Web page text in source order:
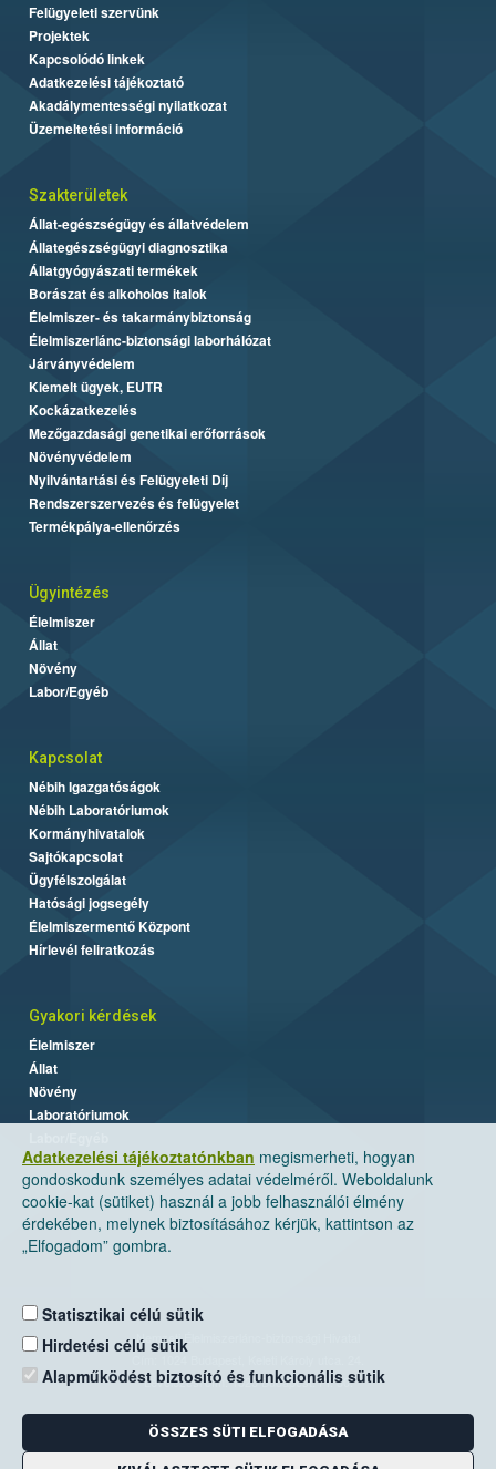
Adatkezelési tájékoztatónkban megismerheti, hogyan
gondoskodunk személyes adatai védelméről. Weboldalunk
cookie-kat (sütiket) használ a jobb felhasználói élmény
érdekében, melynek biztosításához kérjük, kattintson az
„Elfogadom” gombra.
Statisztikai célú sütik
Hirdetési célú sütik
Alapműködést biztosító és funkcionális sütik
ÖSSZES SÜTI ELFOGADÁSA
Felügyeleti szervünk
Projektek
Kapcsolódó linkek
Adatkezelési tájékoztató
Akadálymentességi nyilatkozat
Üzemeltetési információ
Szakterületek
Állat-egészségügy és állatvédelem
Állategészségügyi diagnosztika
Állatgyógyászati termékek
Borászat és alkoholos italok
Élelmiszer- és takarmánybiztonság
Élelmiszerlánc-biztonsági laborhálózat
Járványvédelem
Kiemelt ügyek, EUTR
Kockázatkezelés
Mezőgazdasági genetikai erőforrások
Növényvédelem
Nyilvántartási és Felügyeleti Díj
Rendszerszervezés és felügyelet
Termékpálya-ellenőrzés
Ügyintézés
Élelmiszer
Állat
Növény
Labor/Egyéb
Kapcsolat
Nébih Igazgatóságok
Nébih Laboratóriumok
Kormányhivatalok
Sajtókapcsolat
Ügyfélszolgálat
Hatósági jogsegély
Élelmiszermentő Központ
Hírlevél feliratkozás
Gyakori kérdések
Élelmiszer
Állat
Növény
Laboratóriumok
Nemzeti Élelmiszerlánc-biztonsági Hivatal
Levelezési cím: 1525 Budapest. Pf. 30.
E-mail:ugyfelszolgalat@nebih.gov.hu
Zöld szám: 06-80/263-244